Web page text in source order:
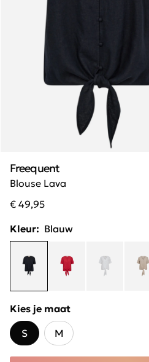
Blouse Lava
Freequent
€ 49,95
Kleur: Blauw
Kies je maat
S
M